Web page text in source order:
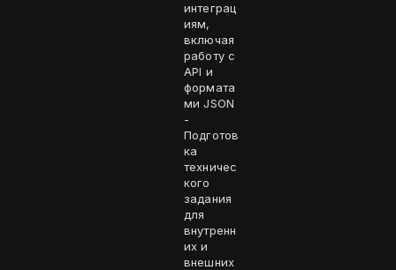
интеграц
иям,
включая
работу с
API и
формата
ми JSON
-
Подготов
ка
техничес
кого
задания
для
внутренн
их и
внешних